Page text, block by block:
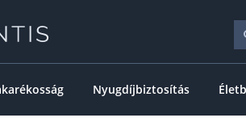
Nyugdíjbiztosítás